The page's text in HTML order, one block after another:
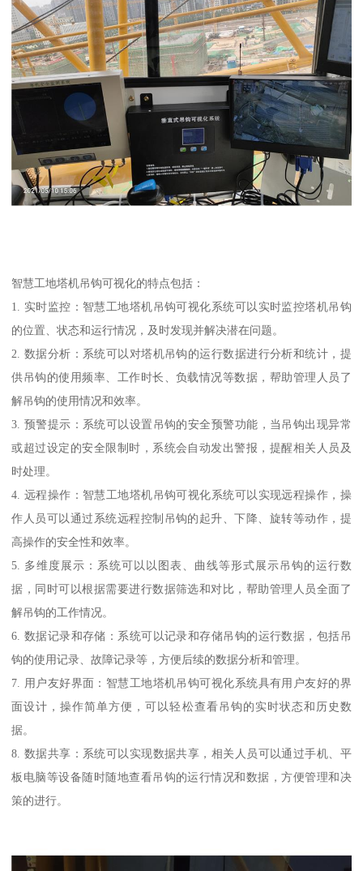
智慧工地塔机吊钩可视化的特点包括：
1. 实时监控：智慧工地塔机吊钩可视化系统可以实时监控塔机吊钩
的位置、状态和运行情况，及时发现并解决潜在问题。
2. 数据分析：系统可以对塔机吊钩的运行数据进行分析和统计，提
供吊钩的使用频率、工作时长、负载情况等数据，帮助管理人员了
解吊钩的使用情况和效率。
3. 预警提示：系统可以设置吊钩的安全预警功能，当吊钩出现异常
或超过设定的安全限制时，系统会自动发出警报，提醒相关人员及
时处理。
4. 远程操作：智慧工地塔机吊钩可视化系统可以实现远程操作，操
作人员可以通过系统远程控制吊钩的起升、下降、旋转等动作，提
高操作的安全性和效率。
5. 多维度展示：系统可以以图表、曲线等形式展示吊钩的运行数
据，同时可以根据需要进行数据筛选和对比，帮助管理人员全面了
解吊钩的工作情况。
6. 数据记录和存储：系统可以记录和存储吊钩的运行数据，包括吊
钩的使用记录、故障记录等，方便后续的数据分析和管理。
7. 用户友好界面：智慧工地塔机吊钩可视化系统具有用户友好的界
面设计，操作简单方便，可以轻松查看吊钩的实时状态和历史数
据。
8. 数据共享：系统可以实现数据共享，相关人员可以通过手机、平
板电脑等设备随时随地查看吊钩的运行情况和数据，方便管理和决
策的进行。